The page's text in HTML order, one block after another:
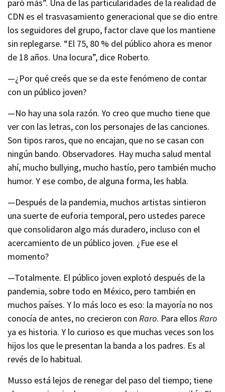
paró más”. Una de las particularidades de la realidad de
CDN es el trasvasamiento generacional que se dio entre
los seguidores del grupo, factor clave que los mantiene
sin replegarse. “El 75, 80 % del público ahora es menor
de 18 años. Una locura”, dice Roberto.
—¿Por qué creés que se da este fenómeno de contar
con un público joven?
—No hay una sola razón. Yo creo que mucho tiene que
ver con las letras, con los personajes de las canciones.
Son tipos raros, que no encajan, que no se casan con
ningún bando. Observadores. Hay mucha salud mental
ahí, mucho bullying, mucho hastío, pero también mucho
humor. Y ese combo, de alguna forma, les habla.
—Después de la pandemia, muchos artistas sintieron
una suerte de euforia temporal, pero ustedes parece
que consolidaron algo más duradero, incluso con el
acercamiento de un público joven. ¿Fue ese el
momento?
—Totalmente. El público joven explotó después de la
pandemia, sobre todo en México, pero también en
muchos países. Y lo más loco es eso: la mayoría no nos
conocía de antes, no crecieron con Raro. Para ellos Raro
ya es historia. Y lo curioso es que muchas veces son los
hijos los que le presentan la banda a los padres. Es al
revés de lo habitual.
Musso está lejos de renegar del paso del tiempo; tiene